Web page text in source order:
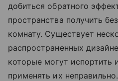
добиться обратного
пространства получить
комнату. Существует
распространенных
которые могут испортить
применять их неправильно.